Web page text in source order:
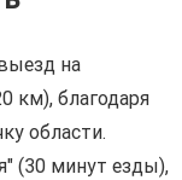
на
км), благодаря
области.
(30 минут езды),